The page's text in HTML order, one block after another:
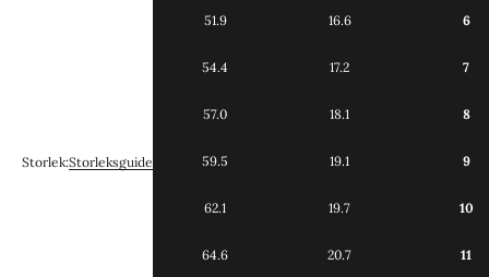
Storlek:Storleksguide
51.9 16.6 6
54.4 17.2 7
57.0 18.1 8
59.5 19.1 9
62.1 19.7 10
64.6 20.7 11